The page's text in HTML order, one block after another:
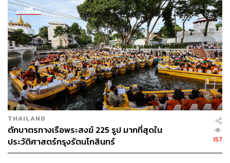
THAILAND
ตักบาตรทางเรือพระสงฆ์ 225 รูป มากที่สุดใน
ประวัติศาสตร์กรุงรัตนโกสินทร์
157